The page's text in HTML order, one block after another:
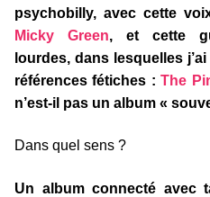
psychobilly, avec cette
Micky Green, et cette
lourdes, dans lesquelles
références fétiches :The
n’est-il pas un album «
Dans quel sens ?
Un album connecté avec